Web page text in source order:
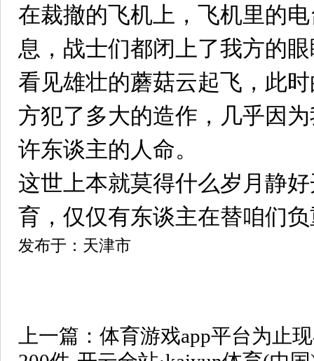
在裁撤的飞机上，飞机里的
息，战士们都闭上了我方的
看见雄壮的蘑菇云起飞，此
方犯了多大的造作，几乎因
许东谈主的人命。
这世上本就莫得什么岁月静
育，仅仅有东谈主在替咱们
发布于：天津市
上一篇： 体育游戏app平台为止